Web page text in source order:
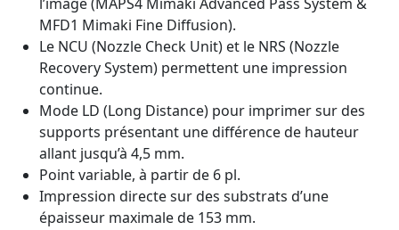
MFD1 Mimaki Fine Diffusion).
Le NCU (Nozzle Check Unit) et le NRS (Nozzle
Recovery System) permettent une impression
continue.
Mode LD (Long Distance) pour imprimer sur des
supports présentant une différence de hauteur
allant jusqu’à 4,5 mm.
Point variable, à partir de 6 pl.
Impression directe sur des substrats d’une
épaisseur maximale de 153 mm.